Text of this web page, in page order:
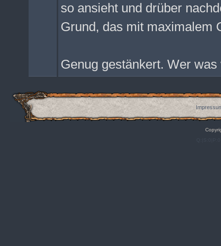
so ansieht und drüber
Grund, das mit maximalem
Genug gestänkert. Wer